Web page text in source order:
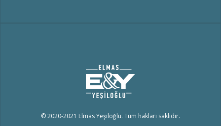
© 2020-2021 Elmas Yeşiloğlu. Tüm hakları saklıdır.